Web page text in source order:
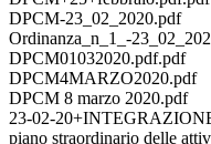
DPCM-23_02_2020.pdf
Ordinanza_n_1_-
DPCM01032020.pdf.pdf
DPCM4MARZO2020.pdf
DPCM 8 marzo 2020.pdf
23-02-
piano straordinario delle